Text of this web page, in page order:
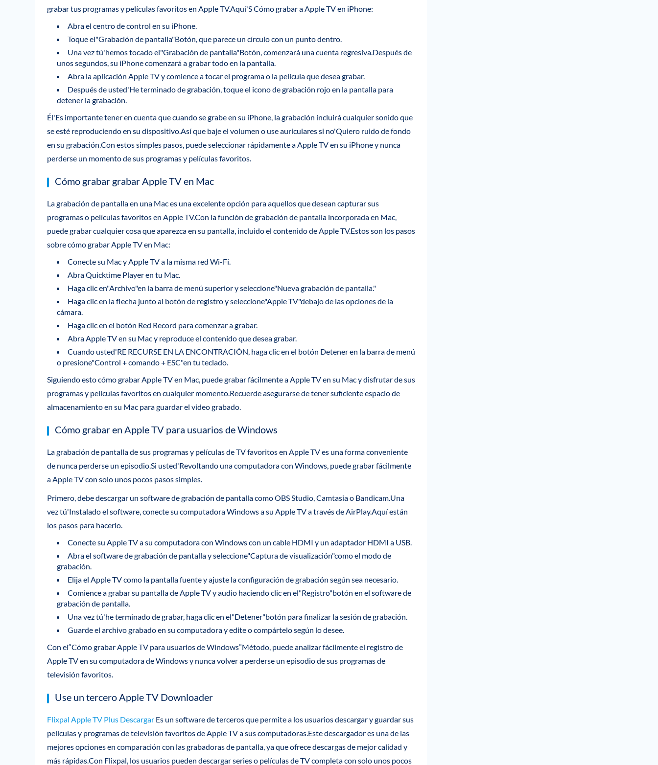
grabar tus programas y películas favoritos en Apple TV.Aquí'S Cómo grabar a Apple TV en iPhone:
Abra el centro de control en su iPhone.
Toque el"Grabación de pantalla"Botón, que parece un círculo con un punto dentro.
Una vez tú'hemos tocado el"Grabación de pantalla"Botón, comenzará una cuenta regresiva.Después de
unos segundos, su iPhone comenzará a grabar todo en la pantalla.
Abra la aplicación Apple TV y comience a tocar el programa o la película que desea grabar.
Después de usted'He terminado de grabación, toque el icono de grabación rojo en la pantalla para
detener la grabación.
Él'Es importante tener en cuenta que cuando se grabe en su iPhone, la grabación incluirá cualquier sonido que
se esté reproduciendo en su dispositivo.Así que baje el volumen o use auriculares si no'Quiero ruido de fondo
en su grabación.Con estos simples pasos, puede seleccionar rápidamente a Apple TV en su iPhone y nunca
perderse un momento de sus programas y películas favoritos.
Cómo grabar grabar Apple TV en Mac
La grabación de pantalla en una Mac es una excelente opción para aquellos que desean capturar sus
programas o películas favoritos en Apple TV.Con la función de grabación de pantalla incorporada en Mac,
puede grabar cualquier cosa que aparezca en su pantalla, incluido el contenido de Apple TV.Estos son los pasos
sobre cómo grabar Apple TV en Mac:
Conecte su Mac y Apple TV a la misma red Wi-Fi.
Abra Quicktime Player en tu Mac.
Haga clic en"Archivo"en la barra de menú superior y seleccione"Nueva grabación de pantalla."
Haga clic en la flecha junto al botón de registro y seleccione"Apple TV"debajo de las opciones de la
cámara.
Haga clic en el botón Red Record para comenzar a grabar.
Abra Apple TV en su Mac y reproduce el contenido que desea grabar.
Cuando usted'RE RECURSE EN LA ENCONTRACIÓN, haga clic en el botón Detener en la barra de menú
o presione"Control + comando + ESC"en tu teclado.
Siguiendo esto cómo grabar Apple TV en Mac, puede grabar fácilmente a Apple TV en su Mac y disfrutar de sus
programas y películas favoritos en cualquier momento.Recuerde asegurarse de tener suficiente espacio de
almacenamiento en su Mac para guardar el video grabado.
Cómo grabar en Apple TV para usuarios de Windows
La grabación de pantalla de sus programas y películas de TV favoritos en Apple TV es una forma conveniente
de nunca perderse un episodio.Si usted'Revoltando una computadora con Windows, puede grabar fácilmente
a Apple TV con solo unos pocos pasos simples.
Primero, debe descargar un software de grabación de pantalla como OBS Studio, Camtasia o Bandicam.Una
vez tú'Instalado el software, conecte su computadora Windows a su Apple TV a través de AirPlay.Aquí están
los pasos para hacerlo.
Conecte su Apple TV a su computadora con Windows con un cable HDMI y un adaptador HDMI a USB.
Abra el software de grabación de pantalla y seleccione"Captura de visualización"como el modo de
grabación.
Elija el Apple TV como la pantalla fuente y ajuste la configuración de grabación según sea necesario.
Comience a grabar su pantalla de Apple TV y audio haciendo clic en el"Registro"botón en el software de
grabación de pantalla.
Una vez tú'he terminado de grabar, haga clic en el"Detener"botón para finalizar la sesión de grabación.
Guarde el archivo grabado en su computadora y edite o compártelo según lo desee.
Con el“Cómo grabar Apple TV para usuarios de Windows”Método, puede analizar fácilmente el registro de
Apple TV en su computadora de Windows y nunca volver a perderse un episodio de sus programas de
televisión favoritos.
Use un tercero Apple TV Downloader
Flixpal Apple TV Plus Descargar Es un software de terceros que permite a los usuarios descargar y guardar sus
películas y programas de televisión favoritos de Apple TV a sus computadoras.Este descargador es una de las
mejores opciones en comparación con las grabadoras de pantalla, ya que ofrece descargas de mejor calidad y
más rápidas.Con Flixpal, los usuarios pueden descargar series o películas de TV completa con solo unos pocos